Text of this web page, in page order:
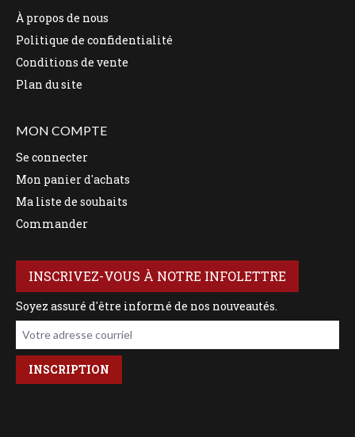
À propos de nous
Politique de confidentialité
Conditions de vente
Plan du site
MON COMPTE
Se connecter
Mon panier d'achats
Ma liste de souhaits
Commander
INSCRIVEZ-VOUS À NOTRE INFOLETTRE
Soyez assuré d'être informé de nos nouveautés.
Votre adresse courriel